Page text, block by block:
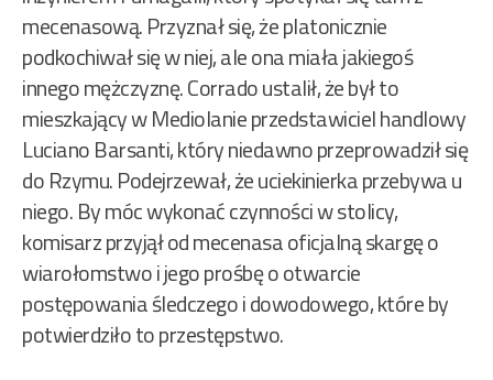
mecenasową. Przyznał się, że platonicznie
podkochiwał się w niej, ale ona miała jakiegoś
innego mężczyznę. Corrado ustalił, że był to
mieszkający w Mediolanie przedstawiciel handlowy
Luciano Barsanti, który niedawno przeprowadził się
do Rzymu. Podejrzewał, że uciekinierka przebywa u
niego. By móc wykonać czynności w stolicy,
komisarz przyjął od mecenasa oficjalną skargę o
wiarołomstwo i jego prośbę o otwarcie
postępowania śledczego i dowodowego, które by
potwierdziło to przestępstwo.